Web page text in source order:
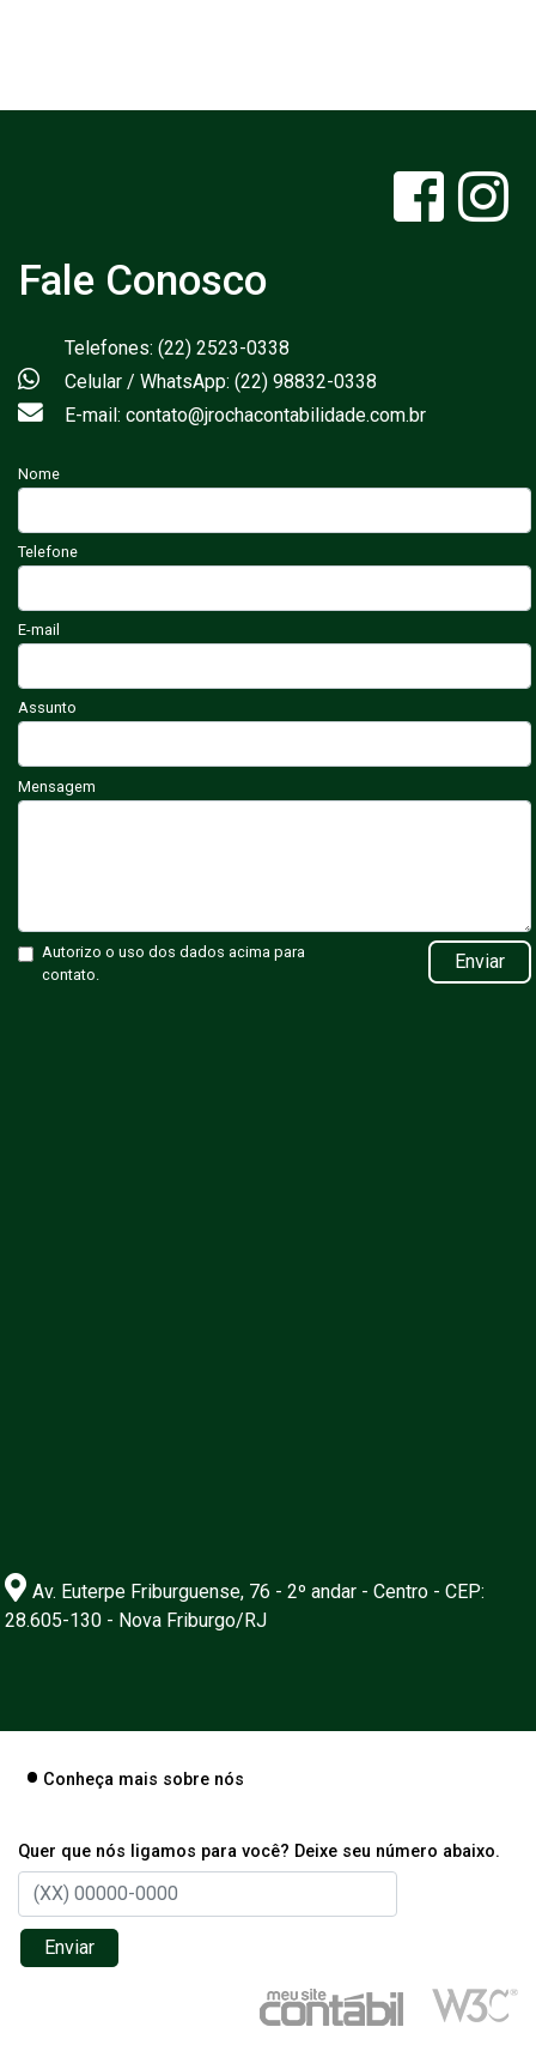
Fale Conosco
Telefones: (22) 2523-0338
Celular / WhatsApp: (22) 98832-0338
E-mail: contato@jrochacontabilidade.com.br
Nome
Telefone
E-mail
Assunto
Mensagem
Autorizo o uso dos dados acima para
contato.
Enviar
Av. Euterpe Friburguense, 76 - 2º andar - Centro - CEP:
28.605-130 - Nova Friburgo/RJ
Conheça mais sobre nós
Quer que nós ligamos para você? Deixe seu número abaixo.
Enviar